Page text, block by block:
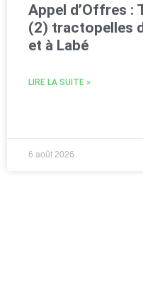
Appel d’Offres :
(2) tractopelles
et à Labé
LIRE LA SUITE »
6 août 2026